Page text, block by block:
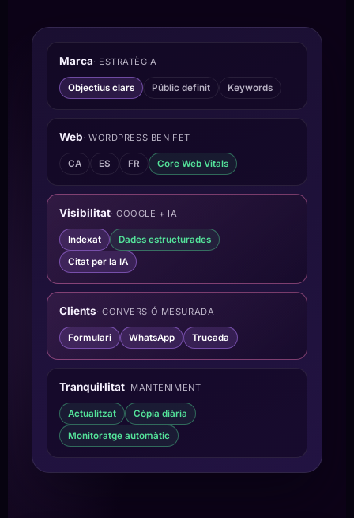
Marca· ESTRATÈGIA
Objectius clars Públic definit Keywords
Web· WORDPRESS BEN FET
CA ES FR Core Web Vitals
Visibilitat· GOOGLE + IA
Indexat
Dades estructurades
Citat per la IA
Clients· CONVERSIÓ MESURADA
Formulari WhatsApp Trucada
Tranquil·litat· MANTENIMENT
Actualitzat
Còpia diària
Monitoratge automàtic